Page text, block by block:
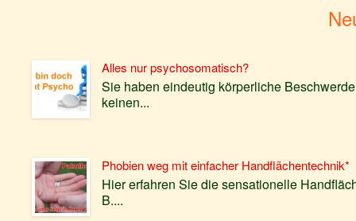
Alles nur psychosomatisch?
Sie haben eindeutig körperliche
keinen...
Phobien weg mit einfacher Handflächentechnik*
Hier erfahren Sie die sensationelle
B....